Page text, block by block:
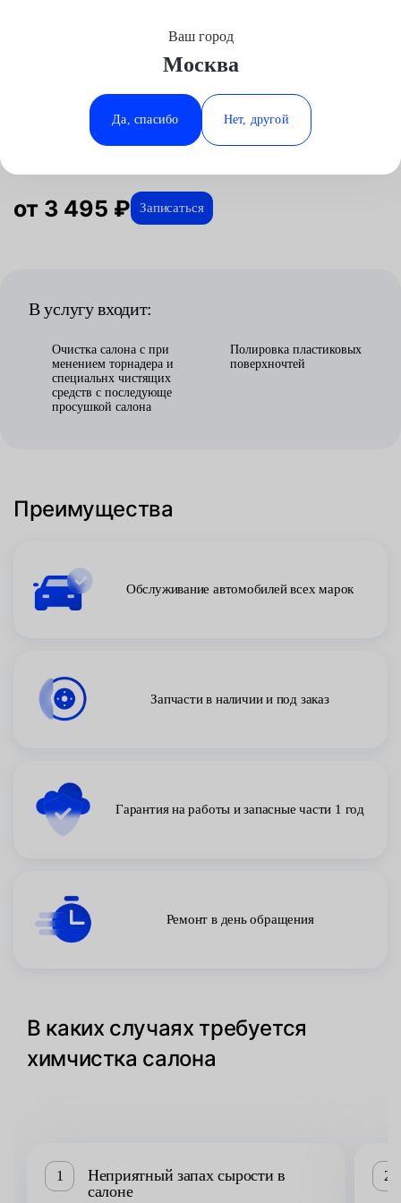
Минеральные Воды
Ростов-на-Дону
Ставрополь
Ваш город
Москва
Да, спасибо Нет, другой
ОтзывыДетейлинг
Химчистка салона в Москве
от 3 495 ₽ Записаться
В услугу входит:
Очистка салона с при
менением торнадера и
специальнх чистящих
средств с последующе
просушкой салона
Полировка пластиковых
поверхночтей
Преимущества
Обслуживание автомобилей всех марок
Запчасти в наличии и под заказ
Гарантия на работы и запасные части 1 год
Ремонт в день обращения
В каких случаях требуется
химчистка салона
1
Неприятный запах сырости в
салоне
2